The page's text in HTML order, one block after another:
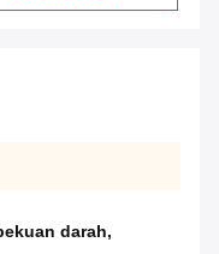
darah,